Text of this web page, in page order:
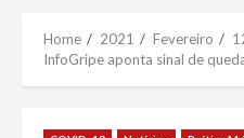
Home 2021 Fevereiro
InfoGripe aponta sinal de